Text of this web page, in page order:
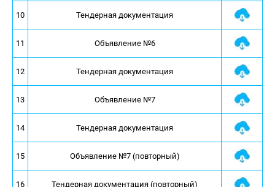
10 Тендерная документация
11 Объявление №6
12 Тендерная документация
13 Объявление №7
14 Тендерная документация
15 Объявление №7 (повторный)
16 Тендерная документация (повторный)